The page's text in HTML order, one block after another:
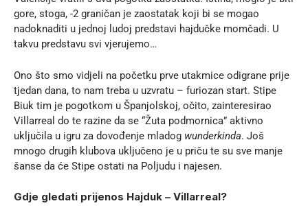
gore, stoga, -2 graničan je zaostatak koji bi se mogao
nadoknaditi u jednoj ludoj predstavi hajdučke momčadi. U
takvu predstavu svi vjerujemo…
Ono što smo vidjeli na početku prve utakmice odigrane prije
tjedan dana, to nam treba u uzvratu – furiozan start. Stipe
Biuk tim je pogotkom u Španjolskoj, očito, zainteresirao
Villarreal do te razine da se “Žuta podmornica” aktivno
uključila u igru za dovođenje mladog wunderkinda. Još
mnogo drugih klubova uključeno je u priču te su sve manje
šanse da će Stipe ostati na Poljudu i najesen.
Gdje gledati prijenos Hajduk – Villarreal?